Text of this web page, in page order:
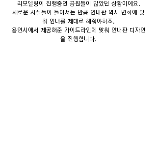
리모델링이 진행중인 공원들이 많았던 상황이에요.
새로운 시설들이 들어서는 만큼 안내판 역시 변화에 맞
춰 안내를 제대로 해줘야하죠.
용인시에서 제공해준 가이드라인에 맞춰 안내판 디자인
을 진행합니다.